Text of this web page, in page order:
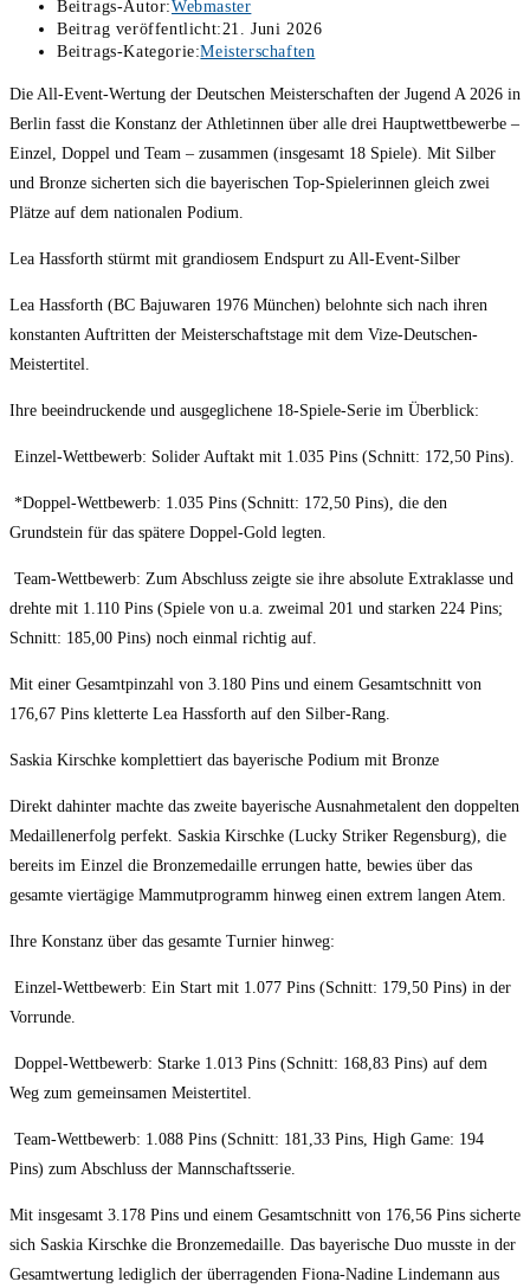
Beitrags-Autor:Webmaster
Beitrag veröffentlicht:21. Juni 2026
Beitrags-Kategorie:Meisterschaften
Die All-Event-Wertung der Deutschen Meisterschaften der Jugend A 2026 in
Berlin fasst die Konstanz der Athletinnen über alle drei Hauptwettbewerbe –
Einzel, Doppel und Team – zusammen (insgesamt 18 Spiele). Mit Silber
und Bronze sicherten sich die bayerischen Top-Spielerinnen gleich zwei
Plätze auf dem nationalen Podium.
Lea Hassforth stürmt mit grandiosem Endspurt zu All-Event-Silber
Lea Hassforth (BC Bajuwaren 1976 München) belohnte sich nach ihren
konstanten Auftritten der Meisterschaftstage mit dem Vize-Deutschen-
Meistertitel.
Ihre beeindruckende und ausgeglichene 18-Spiele-Serie im Überblick:
Einzel-Wettbewerb: Solider Auftakt mit 1.035 Pins (Schnitt: 172,50 Pins).
*Doppel-Wettbewerb: 1.035 Pins (Schnitt: 172,50 Pins), die den
Grundstein für das spätere Doppel-Gold legten.
Team-Wettbewerb: Zum Abschluss zeigte sie ihre absolute Extraklasse und
drehte mit 1.110 Pins (Spiele von u.a. zweimal 201 und starken 224 Pins;
Schnitt: 185,00 Pins) noch einmal richtig auf.
Mit einer Gesamtpinzahl von 3.180 Pins und einem Gesamtschnitt von
176,67 Pins kletterte Lea Hassforth auf den Silber-Rang.
Saskia Kirschke komplettiert das bayerische Podium mit Bronze
Direkt dahinter machte das zweite bayerische Ausnahmetalent den doppelten
Medaillenerfolg perfekt. Saskia Kirschke (Lucky Striker Regensburg), die
bereits im Einzel die Bronzemedaille errungen hatte, bewies über das
gesamte viertägige Mammutprogramm hinweg einen extrem langen Atem.
Ihre Konstanz über das gesamte Turnier hinweg:
Einzel-Wettbewerb: Ein Start mit 1.077 Pins (Schnitt: 179,50 Pins) in der
Vorrunde.
Doppel-Wettbewerb: Starke 1.013 Pins (Schnitt: 168,83 Pins) auf dem
Weg zum gemeinsamen Meistertitel.
Team-Wettbewerb: 1.088 Pins (Schnitt: 181,33 Pins, High Game: 194
Pins) zum Abschluss der Mannschaftsserie.
Mit insgesamt 3.178 Pins und einem Gesamtschnitt von 176,56 Pins sicherte
sich Saskia Kirschke die Bronzemedaille. Das bayerische Duo musste in der
Gesamtwertung lediglich der überragenden Fiona-Nadine Lindemann aus